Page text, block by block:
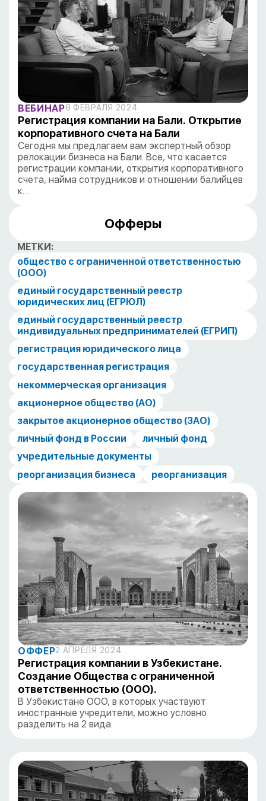
ВЕБИНАР8 ФЕВРАЛЯ 2024
Регистрация компании на Бали. Открытие
корпоративного счета на Бали
Сегодня мы предлагаем вам экспертный обзор
релокации бизнеса на Бали. Все, что касается
регистрации компании, открытия корпоративного
счета, найма сотрудников и отношении балийцев
к…
Офферы
МЕТКИ:
общество с ограниченной ответственностью
(ООО)
единый государственный реестр
юридических лиц (ЕГРЮЛ)
единый государственный реестр
индивидуальных предпринимателей (ЕГРИП)
регистрация юридического лица
государственная регистрация
некоммерческая организация
акционерное общество (АО)
закрытое акционерное общество (ЗАО)
личный фонд в России
личный фонд
учредительные документы
реорганизация бизнеса
реорганизация
ОФФЕР2 АПРЕЛЯ 2024
Регистрация компании в Узбекистане.
Создание Общества с ограниченной
ответственностью (ООО).
В Узбекистане ООО, в которых участвуют
иностранные учредители, можно условно
разделить на 2 вида: